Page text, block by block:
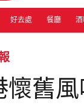
好去處 餐廳 酒
懷舊